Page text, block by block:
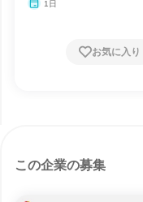
1日
お気に入り
この企業の募集